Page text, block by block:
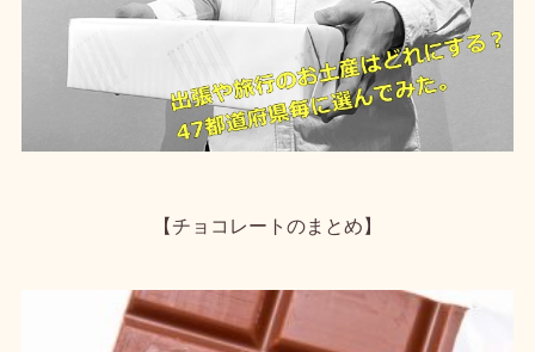
【チョコレートのまとめ】